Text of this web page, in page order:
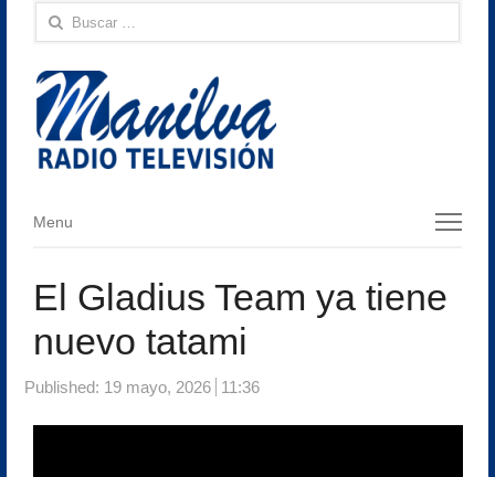
Buscar:
Menu
Menu
El Gladius Team ya tiene
nuevo tatami
Published: 19 mayo, 2026 11:36